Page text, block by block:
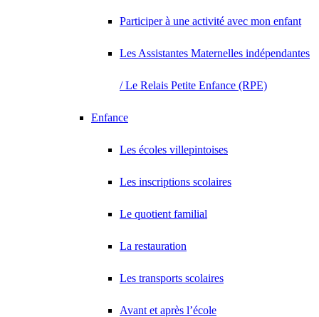
Participer à une activité avec mon enfant
Les Assistantes Maternelles indépendantes
/ Le Relais Petite Enfance (RPE)
Enfance
Les écoles villepintoises
Les inscriptions scolaires
Le quotient familial
La restauration
Les transports scolaires
Avant et après l’école